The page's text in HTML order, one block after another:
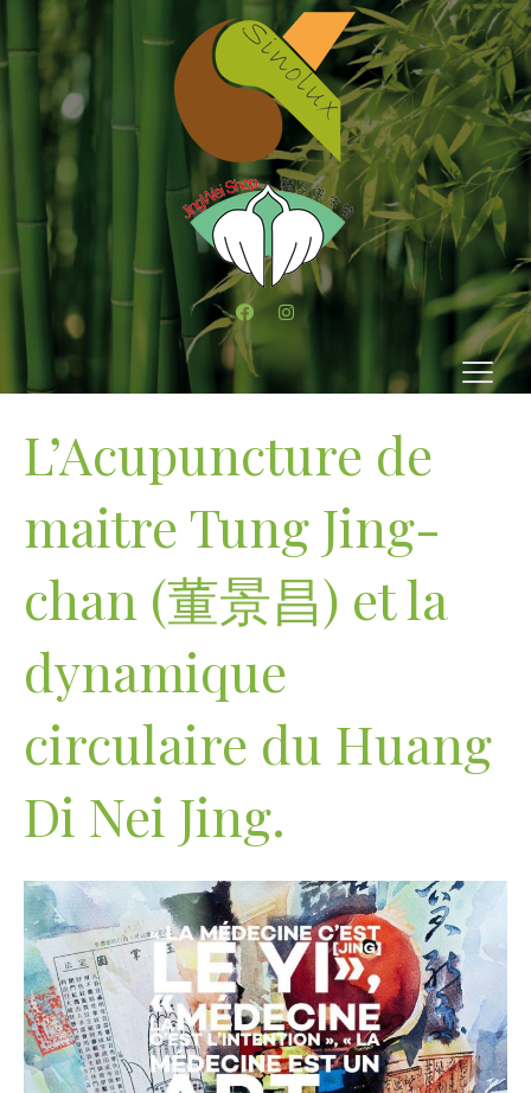
L’Acupuncture de
maitre Tung Jing-
chan (董景昌) et la
dynamique
circulaire du Huang
Di Nei Jing.